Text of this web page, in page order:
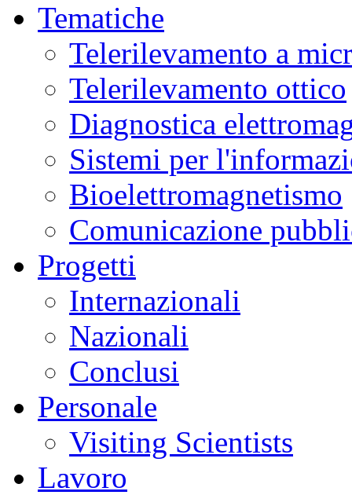
Tematiche
Telerilevamento a
Telerilevamento ottico
Diagnostica
Sistemi per
Bioelettromagnetismo
Comunicazione
Progetti
Internazionali
Nazionali
Conclusi
Personale
Visiting Scientists
Lavoro